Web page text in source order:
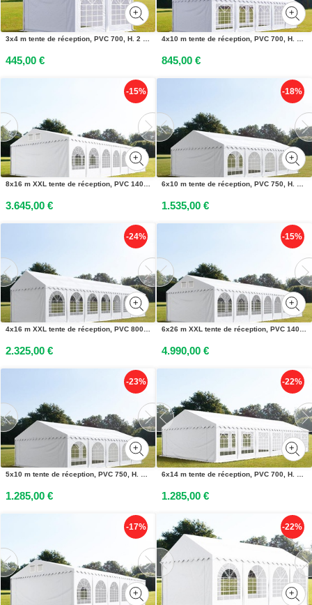
3x4 m tente de réception, PVC 700, H. 2 m, blanc - (6152)
445,00 €
4x10 m tente de réception, PVC 700, H. 2 m, blanc - (6077)
845,00 €
-15%
8x16 m XXL tente de réception, PVC 1400, H. 2,6 m, blanc - (5274)
3.645,00 €
-18%
6x10 m tente de réception, PVC 750, H. 2 m, blanc - (7304)
1.535,00 €
-24%
4x16 m XXL tente de réception, PVC 800, H. 2,6 m, blanc - (37643)
2.325,00 €
-15%
6x26 m XXL tente de réception, PVC 1400, H. 2,6 m, blanc - (38666)
4.990,00 €
-23%
5x10 m tente de réception, PVC 750, H. 2 m, blanc - (7323)
1.285,00 €
-22%
6x14 m tente de réception, PVC 700, H. 2 m, blanc - (5109)
1.285,00 €
-17% -22%